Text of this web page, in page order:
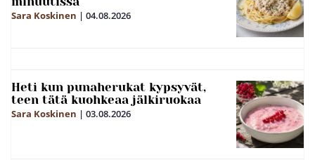
Sara Koskinen | 04.08.2026
Heti kun punaherukat kypsyvät,
teen tätä kuohkeaa jälkiruokaa
Sara Koskinen | 03.08.2026